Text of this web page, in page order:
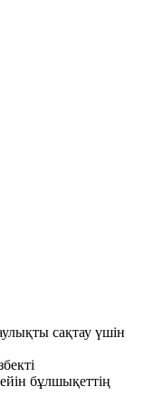
сақтау үшін
бұлшықеттің